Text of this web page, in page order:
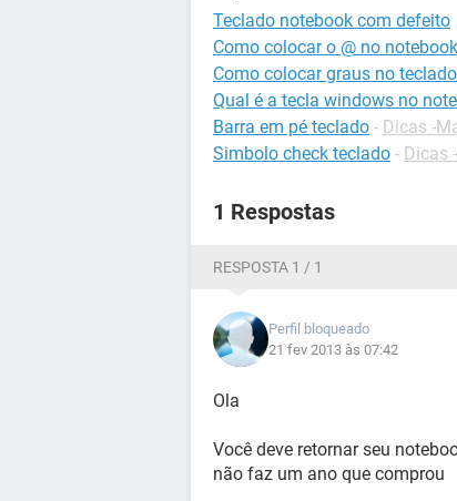
Teclado notebook com defeito
Como colocar o @ no notebook
Como colocar graus no
Qual é a tecla windows no
Barra em pé teclado - Dicas -
Simbolo check teclado - Dicas
1 Respostas
RESPOSTA 1 / 1
Perfil bloqueado
21 fev 2013 às 07:42
Ola
Você deve retornar seu
não faz um ano que comprou